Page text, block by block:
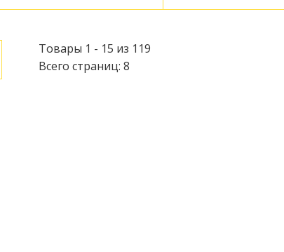
Товары 1 - 15 из 119
Всего страниц: 8